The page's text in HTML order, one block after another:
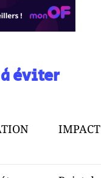
éviter
IMPACT